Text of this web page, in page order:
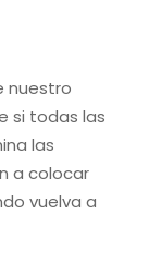
nuestro
si todas las
las
a colocar
vuelva a